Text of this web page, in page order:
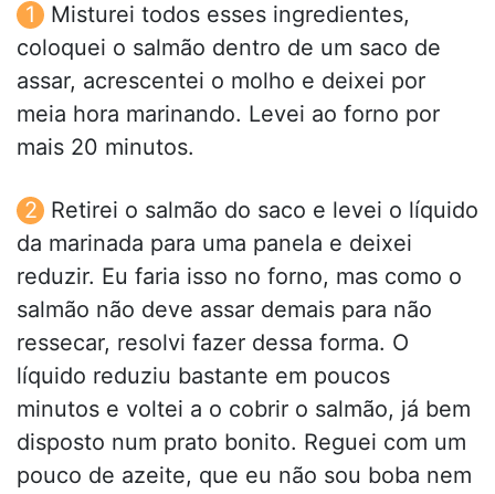
Misturei todos esses ingredientes,
coloquei o salmão dentro de um saco de
assar, acrescentei o molho e deixei por
meia hora marinando. Levei ao forno por
mais 20 minutos.
Retirei o salmão do saco e levei o líquido
da marinada para uma panela e deixei
reduzir. Eu faria isso no forno, mas como o
salmão não deve assar demais para não
ressecar, resolvi fazer dessa forma. O
líquido reduziu bastante em poucos
minutos e voltei a o cobrir o salmão, já bem
disposto num prato bonito. Reguei com um
pouco de azeite, que eu não sou boba nem